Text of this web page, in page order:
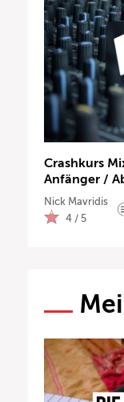
Crashkurs
Anfänger /
Nick Mavridis
4 / 5